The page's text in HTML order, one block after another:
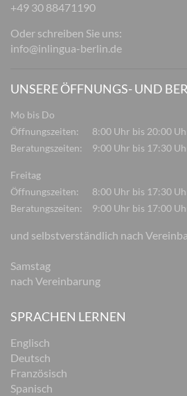
+49 30 88471190
Oder schreiben Sie uns:
info@inlingua-berlin.de
UNSERE ÖFFNUNGS- UND
Mo bis Do
Öffnungszeiten:
8:00 Uhr bis 20:00
Beratungszeiten:
9:00 Uhr bis 17:30
Freitag
Öffnungszeiten:
8:00 Uhr bis 17:30
Beratungszeiten:
9:00 Uhr bis 17:00
und selbstverständlich nach
Samstag
nach Vereinbarung
SPRACHEN LERNEN
Englisch
Deutsch
Französisch
Spanisch